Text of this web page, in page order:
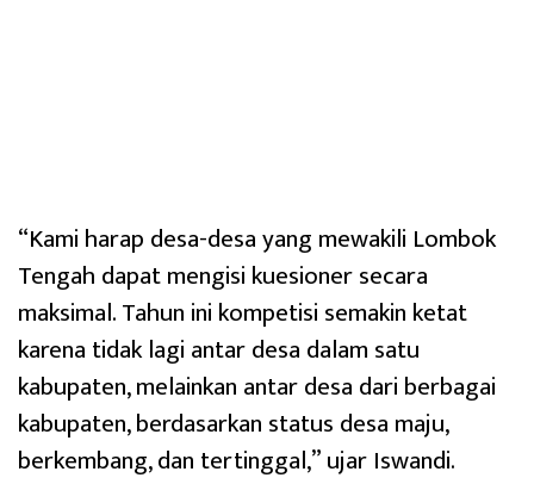
“Kami harap desa-desa yang mewakili Lombok
Tengah dapat mengisi kuesioner secara
maksimal. Tahun ini kompetisi semakin ketat
karena tidak lagi antar desa dalam satu
kabupaten, melainkan antar desa dari berbagai
kabupaten, berdasarkan status desa maju,
berkembang, dan tertinggal,” ujar Iswandi.